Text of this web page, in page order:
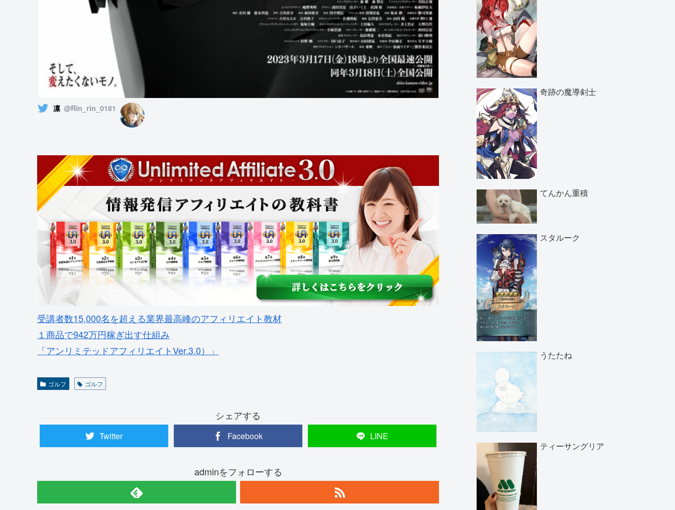
凛 @Rin_rin_0181
受講者数15,000名を超える業界最高峰のアフィリエイト教材
１商品で942万円稼ぎ出す仕組み
「アンリミテッドアフィリエイトVer.3.0）」
ゴルフ ゴルフ
シェアする
Twitter Facebook LINE
adminをフォローする
奇跡の魔導剣士
てんかん重積
スタルーク
うたたね
ティーサングリア